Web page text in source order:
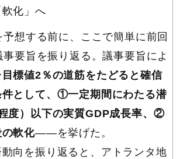
化」へ
想する前に、ここで簡単に前回
要旨を振り返る。議事要旨によ
標値2％の道筋をたどると確信
件として、①一定期間にわたる潜
度）以下の実質GDP成長率、②
軟化――を挙げた。
向を振り返ると、アトランタ地